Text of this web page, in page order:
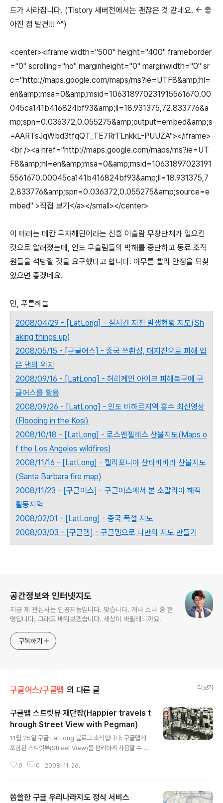
드가 사라집니다. (Tistory 새버전에서는 괜찮은 것 같네요. <- 좋
아진 점 발견!!! ^^)
<center><iframe width="500" height="400" frameborder
="0" scrolling="no" marginheight="0" marginwidth="0" sr
c="http://maps.google.com/maps/ms?ie=UTF8&amp;hl=
en&amp;msa=0&amp;msid=106318970231915561670.00
045ca141b416824bf93&amp;ll=18.931375,72.833776&a
mp;spn=0.036372,0.055275&amp;output=embed&amp;s
=AARTsJqWbd3tfqQT_TE7RrTLnkkL-PUUZA"></iframe>
<br /><a href="http://maps.google.com/maps/ms?ie=UT
F8&amp;hl=en&amp;msa=0&amp;msid=10631897023191
5561670.00045ca141b416824bf93&amp;ll=18.931375,7
2.833776&amp;spn=0.036372,0.055275&amp;source=e
mbed" >직접 보기</a></small></center>
이 테러는 데칸 무자헤딘이라는 신흥 이슬람 무장단체가 일으킨
것으로 알려졌는데, 인도 무슬림들의 박해를 중단하고 동료 조직
원들을 석방할 것을 요구했다고 합니다. 아무튼 빨리 안정을 되찾
았으면 좋겠네요.
민, 푸른하늘
2008/04/29 - [LatLong] - 실시간 지진 발생현황 지도(Sh
aking things up)
2008/05/15 - [구글어스] - 중국 쓰촨성, 대지진으로 피해 입
은 댐의 위치
2008/09/16 - [LatLong] - 허리케인 아이크 피해복구에 구
글어스를 활용
2008/09/26 - [LatLong] - 인도 비하르지역 홍수 최신영상
(Flooding in the Kosi)
2008/10/18 - [LatLong] - 로스엔젤레스 산불지도(Maps o
f the Los Angeles wildfires)
2008/11/16 - [LatLong] - 캘리포니아 산타바바라 산불지도
(Santa Barbara fire map)
2008/11/23 - [구글어스] - 구글어스에서 본 소말리아 해적
활동지역
2008/02/01 - [LatLong] - 중국 폭설 지도
2008/03/03 - [구글맵] - 구글맵으로 나만의 지도 만들기
공간정보와 인터넷지도
지금 제 관심사는 인공지능입니다. 맞습니다. 개나 소나 중 한
명입니다. 그래도 배워보겠습니다. 세상이 바뀔테니까요.
구독하기
구글어스/구글맵 의 다른 글 더보기
구글맵 스트릿뷰 재단장(Happier travels t
hrough Street View with Pegman)
11월 25일 구글 LatLong 블로그 소식입니다. 구글맵에
포함된 스트릿뷰(Street View)를 편리하게 사용할 수 있
잡고 있던 스트릿뷰 버튼이 사라지고, 좌측위에 있는 확대/
지고, 왼쪽 콘트롤에 페그맨(Pegman)이라고 부르는 아이
0 0 2008. 11. 26.
씁쓸한 구글 우리나라지도 정식 서비스